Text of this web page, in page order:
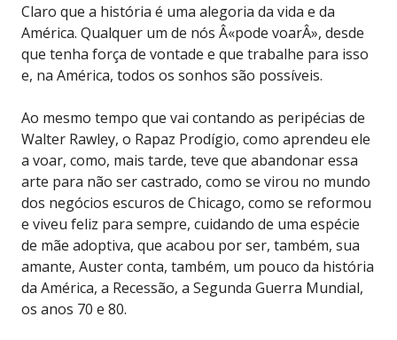
Claro que a história é uma alegoria da vida e da
América. Qualquer um de nós Â«pode voarÂ», desde
que tenha força de vontade e que trabalhe para isso
e, na América, todos os sonhos são possíveis.
Ao mesmo tempo que vai contando as peripécias de
Walter Rawley, o Rapaz Prodígio, como aprendeu ele
a voar, como, mais tarde, teve que abandonar essa
arte para não ser castrado, como se virou no mundo
dos negócios escuros de Chicago, como se reformou
e viveu feliz para sempre, cuidando de uma espécie
de mãe adoptiva, que acabou por ser, também, sua
amante, Auster conta, também, um pouco da história
da América, a Recessão, a Segunda Guerra Mundial,
os anos 70 e 80.